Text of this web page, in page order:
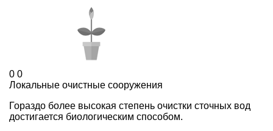
0 0
Локальные очистные сооружения
Гораздо более высокая степень очистки сточных вод
достигается биологическим способом.